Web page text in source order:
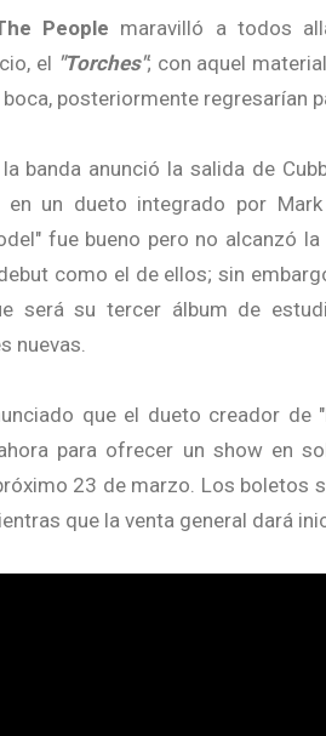
People maravilló a todos
el "Torches"; con aquel
posteriormente regresarían
banda anunció la salida de
en un dueto integrado por
fue bueno pero no alcanzó
como el de ellos; sin
será su tercer álbum de
nuevas.
que el dueto creador de
para ofrecer un show en
23 de marzo. Los boletos
que la venta general dará